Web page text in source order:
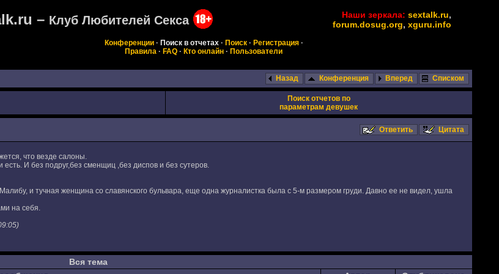
– Клуб Любителей Секса Наши зеркала: sextalk.ru,
forum.dosug.org, xguru.info
Конференции· Поиск в отчетах· Поиск· Регистрация·
Правила · FAQ · Кто онлайн · Пользователи
Назад Конференция Вперед Списком
Поиск отчетов по
параметрам девушек
Ответить Цитата
что везде салоны.
И без подруг,без сменщиц ,без диспов и без сутеров.
и тучная женщина со славянского бульвара, еще одна журналистка была с 5-м размером груди. Давно ее не видел, ушла
на себя.
Вся тема